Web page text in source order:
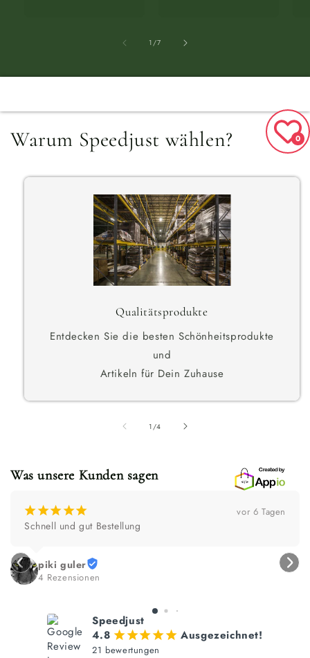
1/von
7
Warum Speedjust wählen?
Qualitätsprodukte
Entdecken Sie die besten Schönheitsprodukte
und
Artikeln für Dein Zuhause
1 /von
4
Was unsere Kunden sagen
¡¡¡¡¡ vor 4 Wochen
Super Geschäftspartner!
NOVIDARTE Welt der Werbeartikel
3 Rezensionen
Speedjust
4.8 ¡¡¡¡¡ Ausgezeichnet!
21 bewertungen
0